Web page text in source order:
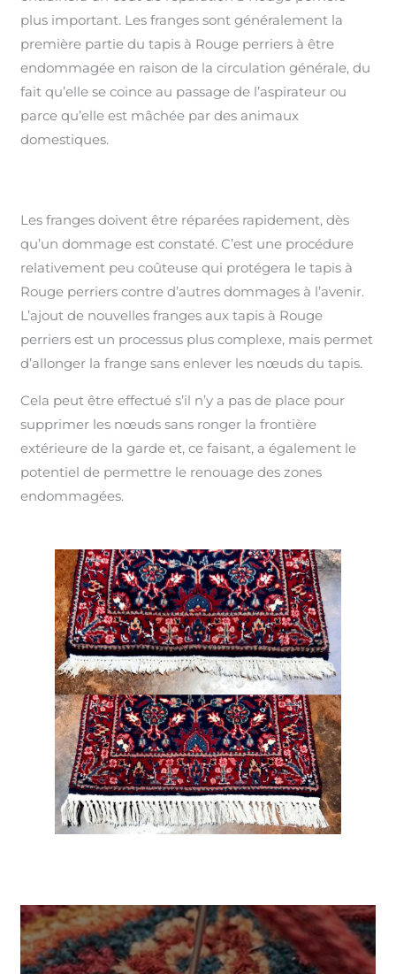
plus important. Les franges sont généralement la
première partie du tapis à Rouge perriers à être
endommagée en raison de la circulation générale, du
fait qu’elle se coince au passage de l’aspirateur ou
parce qu’elle est mâchée par des animaux
domestiques.
Les franges doivent être réparées rapidement, dès
qu’un dommage est constaté. C’est une procédure
relativement peu coûteuse qui protégera le tapis à
Rouge perriers contre d’autres dommages à l’avenir.
L’ajout de nouvelles franges aux tapis à Rouge
perriers est un processus plus complexe, mais permet
d’allonger la frange sans enlever les nœuds du tapis.
Cela peut être effectué s’il n’y a pas de place pour
supprimer les nœuds sans ronger la frontière
extérieure de la garde et, ce faisant, a également le
potentiel de permettre le renouage des zones
endommagées.